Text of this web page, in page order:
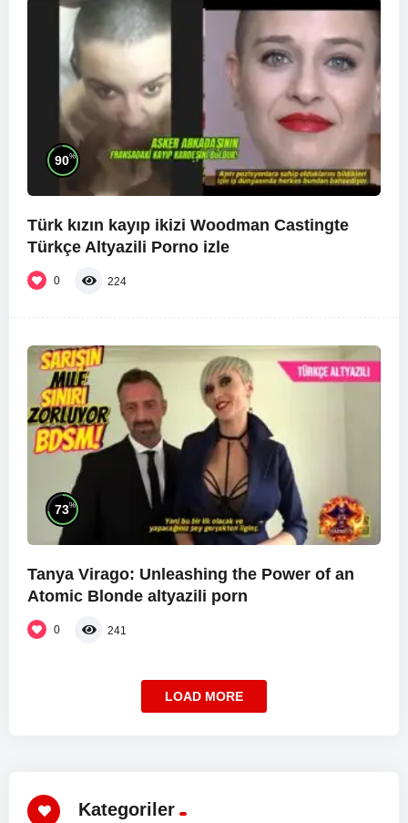
90%
Türk kızın kayıp ikizi Woodman Castingte
Türkçe Altyazili Porno izle
0 224
73%
Tanya Virago: Unleashing the Power of an
Atomic Blonde altyazili porn
0 241
LOAD MORE
Kategoriler